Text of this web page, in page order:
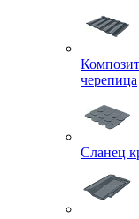
черепица
Сланец